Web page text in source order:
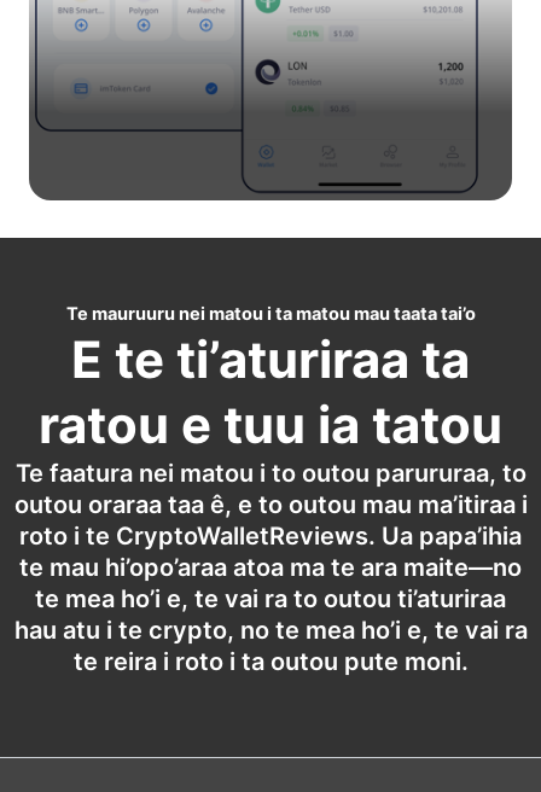
Te mauruuru nei matou i ta matou mau taata tai’o
E te ti’aturiraa ta
ratou e tuu ia tatou
Te faatura nei matou i to outou parururaa, to
outou oraraa taa ê, e to outou mau ma’itiraa i
roto i te CryptoWalletReviews. Ua papa’ihia
te mau hi’opo’araa atoa ma te ara maite—no
te mea ho’i e, te vai ra to outou ti’aturiraa
hau atu i te crypto, no te mea ho’i e, te vai ra
te reira i roto i ta outou pute moni.